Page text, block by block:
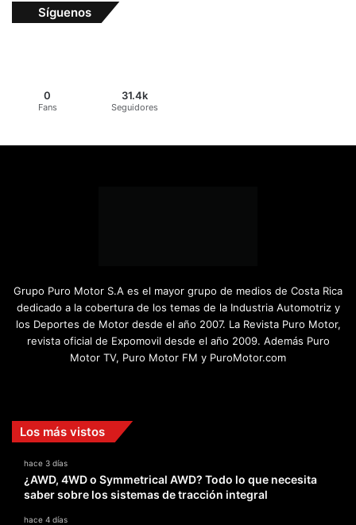
Síguenos
0
Fans
31.4k
Seguidores
Grupo Puro Motor S.A es el mayor grupo de medios de Costa Rica
dedicado a la cobertura de los temas de la Industria Automotriz y
los Deportes de Motor desde el año 2007. La Revista Puro Motor,
revista oficial de Expomovil desde el año 2009. Además Puro
Motor TV, Puro Motor FM y PuroMotor.com
Los más vistos
hace 3 días
¿AWD, 4WD o Symmetrical AWD? Todo lo que necesita
saber sobre los sistemas de tracción integral
hace 4 días